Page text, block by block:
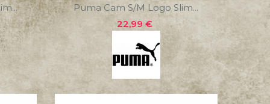
Slim... Puma Cam S/m Logo Slim...
Precio
22,99 €